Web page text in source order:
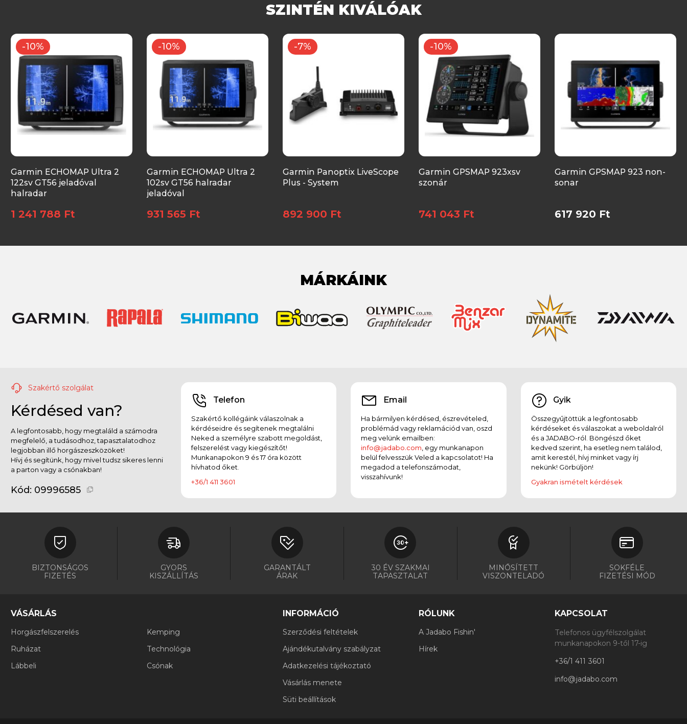
SZINTÉN KIVÁLÓAK
-10%
Garmin ECHOMAP Ultra 2
122sv GT56 jeladóval
halradar
1 241 788 Ft
-10%
Garmin ECHOMAP Ultra 2
102sv GT56 halradar
jeladóval
931 565 Ft
-7%
Garmin Panoptix LiveScope
Plus - System
892 900 Ft
-10%
Garmin GPSMAP 923xsv
szonár
741 043 Ft
Garmin GPSMAP 923 non-
sonar
617 920 Ft
MÁRKÁINK
Szakértő szolgálat
Kérdésed van?
A legfontosabb, hogy megtaláld a számodra
megfelelő, a tudásodhoz, tapasztalatodhoz
legjobban illő horgászeszközöket!
Hívj és segítünk, hogy mivel tudsz sikeres lenni
a parton vagy a csónakban!
Kód: 09996585
Telefon
Szakértő kollégáink válaszolnak a
kérdéseidre és segítenek megtalálni
Neked a személyre szabott megoldást,
felszerelést vagy kiegészítőt!
Munkanapokon 9 és 17 óra között
hívhatod őket.
+36/1 411 3601
Email
Ha bármilyen kérdésed, észrevételed,
problémád vagy reklamációd van, oszd
meg velünk emailben:
info@jadabo.com , egy munkanapon
belül felvesszük Veled a kapcsolatot! Ha
megadod a telefonszámodat,
visszahívunk!
Gyik
Összegyűjtöttük a legfontosabb
kérdéseket és válaszokat a weboldalról
és a JADABO-ról. Böngészd őket
kedved szerint, ha esetleg nem találod,
amit kerestél, hívj minket vagy írj
nekünk! Görbüljön!
Gyakran ismételt kérdések
BIZTONSÁGOS
FIZETÉS
GYORS
KISZÁLLÍTÁS
GARANTÁLT
ÁRAK
30 ÉV SZAKMAI
TAPASZTALAT
MINŐSÍTETT
VISZONTELADÓ
SOKFÉLE
FIZETÉSI MÓD
VÁSÁRLÁS
Horgászfelszerelés
Ruházat
Lábbeli
Kemping
Technológia
Csónak
INFORMÁCIÓ
Szerződési feltételek
Ajándékutalvány szabályzat
Adatkezelési tájékoztató
Vásárlás menete
Süti beállítások
RÓLUNK
A Jadabo Fishin'
Hírek
KAPCSOLAT
Telefonos ügyfélszolgálat
munkanapokon 9-től 17-ig
+36/1 411 3601
info@jadabo.com